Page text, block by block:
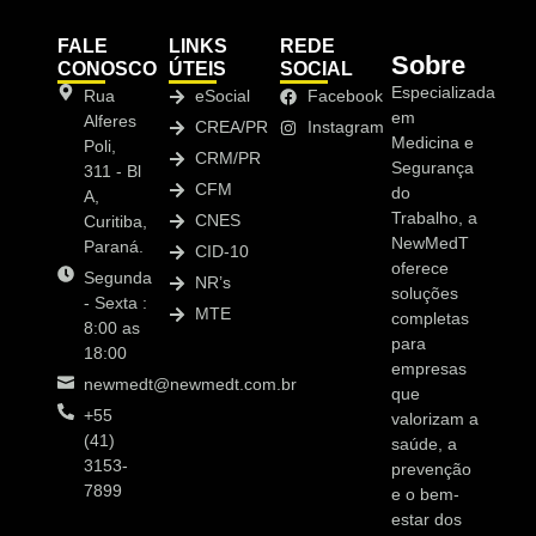
FALE
CONOSCO
Rua
Alferes
Poli,
311 - Bl
A,
Curitiba,
Paraná.
Segunda
- Sexta :
8:00 as
18:00
newmedt@newmedt.com.br
+55
(41)
3153-
7899
LINKS
ÚTEIS
eSocial
CREA/PR
CRM/PR
CFM
CNES
CID-10
NR’s
MTE
REDE
SOCIAL
Facebook
Instagram
Sobre
Especializada
em
Medicina e
Segurança
do
Trabalho, a
NewMedT
oferece
soluções
completas
para
empresas
que
valorizam a
saúde, a
prevenção
e o bem-
estar dos